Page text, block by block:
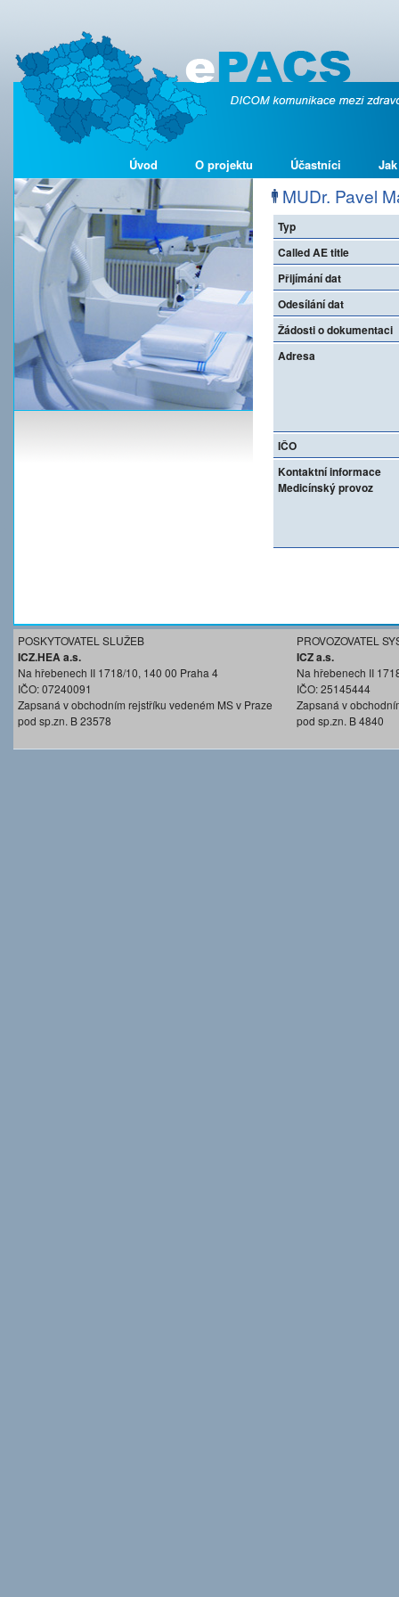
Úvod O projektu Účastníci
MUDr. Pavel
Typ
Called AE title
Přijímání dat
Odesílání dat
Žádosti o dokumentaci
Adresa
IČO
Kontaktní informace
Medicínský provoz
POSKYTOVATEL SLUŽEB
ICZ.HEA a.s.
Na hřebenech II 1718/10, 140 00 Praha 4
IČO: 07240091
Zapsaná v obchodním rejstříku vedeném MS v Praze
pod sp.zn. B 23578
PROVOZOVATEL
ICZ a.s.
Na hřebenech II
IČO: 25145444
Zapsaná v
pod sp.zn. B 4840